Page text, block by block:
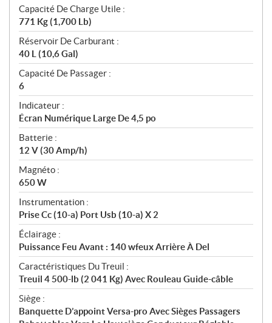
Capacité De Charge Utile :
771 Kg (1,700 Lb)
Réservoir De Carburant :
40 L (10,6 Gal)
Capacité De Passager :
6
Indicateur :
Écran Numérique Large De 4,5 po
Batterie :
12 V (30 Amp/h)
Magnéto :
650 W
Instrumentation :
Prise Cc (10-a) Port Usb (10-a) X 2
Éclairage :
Puissance Feu Avant : 140 wfeux Arrière À Del
Caractéristiques Du Treuil :
Treuil 4 500-lb (2 041 Kg) Avec Rouleau Guide-câble
Siège :
Banquette D’appoint Versa-pro Avec Sièges Passagers